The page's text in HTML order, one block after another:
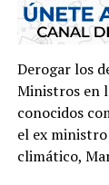
Derogar los
Ministros en
conocidos
el ex
climático,